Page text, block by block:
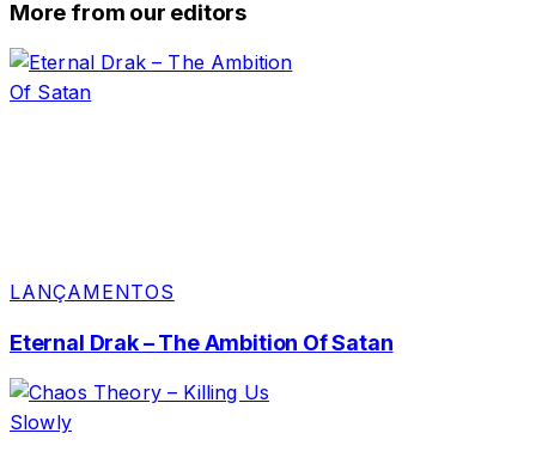
More from our editors
LANÇAMENTOS
Eternal Drak – The Ambition Of Satan